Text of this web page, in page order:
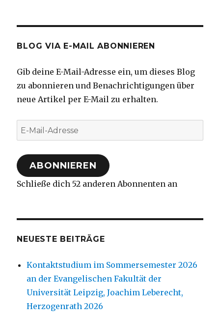
BLOG VIA E-MAIL ABONNIEREN
Gib deine E-Mail-Adresse ein, um dieses Blog
zu abonnieren und Benachrichtigungen über
neue Artikel per E-Mail zu erhalten.
E-
Mail-
Adresse
ABONNIEREN
Schließe dich 52 anderen Abonnenten an
NEUESTE BEITRÄGE
Kontaktstudium im Sommersemester 2026
an der Evangelischen Fakultät der
Universität Leipzig, Joachim Leberecht,
Herzogenrath 2026